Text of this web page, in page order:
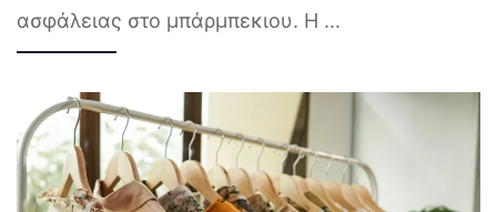
ασφάλειας στο μπάρμπεκιου. Η ...